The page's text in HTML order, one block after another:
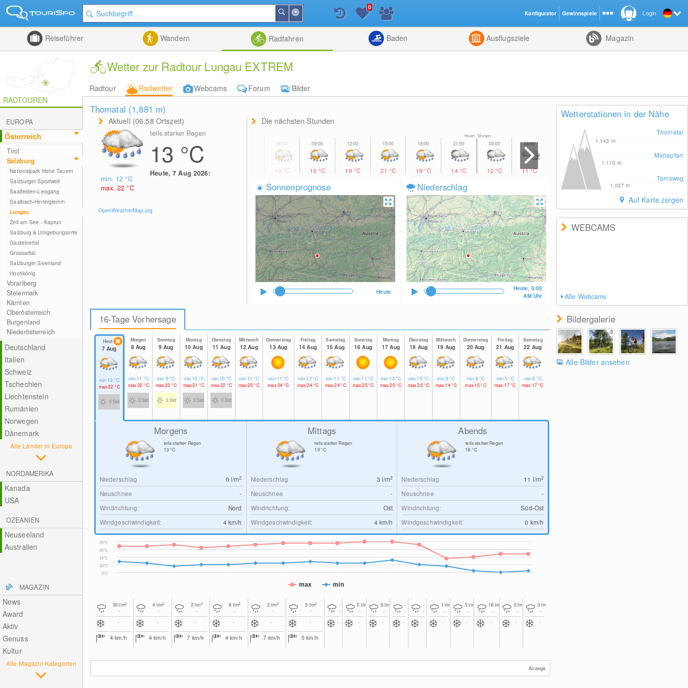
der
Suchen
Listenansicht
Kombiniert
0
Reiseführer Wandern Radfahren Baden Ausflugsziele Magazin
Wetter zur Radtour Lungau EXTREM
Radtour Radwetter Webcams Forum
Bilder
RADTOUREN
EUROPA
Österreich
Tirol
Salzburg
Nationalpark Hohe Tauern
Salzburger Sportwelt
Saalfelden-Leogang
Saalbach-Hinterglemm
Lungau
Zell am See - Kaprun
Salzburg & Umgebungsorte
Gasteinertal
Grossarltal
Salzburger Seenland
Hochkönig
Vorarlberg
Steiermark
Kärnten
Oberösterreich
Burgenland
Niederösterreich
Deutschland
Italien
Schweiz
Tschechien
Liechtenstein
Rumänien
Norwegen
Dänemark
Alle Länder in Europa
NORDAMERIKA
Kanada
USA
OZEANIEN
Neuseeland
Australien
MAGAZIN
News
Award
Aktiv
Genuss
Kultur
Alle Magazin Kategorien
Thomatal (1,881 m)
Aktuell (06:58 Ortszeit)
min. 12°C
max. 22°C
teils starker Regen
13 °C
Heute, 7 Aug 2026:
OpenWeatherMap.org
Die nächsten Stunden
13 °C 15°C 19°C 21°C 18°C 14°C
Heute Morgen
12°C 11°C 13°C 19
Sonnenprognose
Heute
Niederschlag
Heute, 6:00
AM Uhr
16-Tage Vorhersage
Heute
7 Aug
min 12 °C
max22 °C
0 Std
Morgen
8 Aug
min 11 °C
max22 °C
0 Std
Sonntag
9 Aug
min 9°C
max23 °C
3 Std
Montag
10 Aug
min 10 °C
max21 °C
0 Std
Dienstag
11 Aug
min 10 °C
max22 °C
0 Std
Mittwoch
12 Aug
min 11 °C
max23 °C
Donnerstag
13 Aug
min 11°C
max24°C
Freitag
14 Aug
min 12°C
max24°C
Samstag
15 Aug
min 11 °C
max24°C
Sonntag
16 Aug
min 11 °C
max25°C
Montag
17 Aug
min 13°C
max25°C
Dienstag
18 Aug
min 10°C
max23°C
Mittwoch
19 Aug
min9°C
max 14°C
Donnerstag
20 Aug
min 6°C
max 15°C
Freitag
21 Aug
min5°C
max 17°C
Samstag
22 Aug
min6 °C
max 17°C
Morgens
teils starker Regen
13°C
Niederschlag 0 l/m2
Neuschnee
-
Windrichtung:
Nord
Windgeschwindigkeit:
4 km/h
Mittags
teils starker Regen
19°C
Niederschlag 3 l/m2
Neuschnee
-
Windrichtung:
Ost
Windgeschwindigkeit:
4 km/h
Abends
teils starker Regen
18 °C
Niederschlag 11 l/m2
Neuschnee
-
Windrichtung:
Süd-Ost
Windgeschwindigkeit:
0 km/h
max min
5°C
10°C
15°C
20°C
25°C
30l/m2
-
-
4km/h
4 l/m2
-
-
4km/h
2l/m2
-
-
7 km/h
6 l/m2
-
-
4km/h
2l/m2
-
-
7 km/h
5 l/m2
-
-
0km/h
-
-
-
0 l/m
-
-
6l/m
-
-
-
-
-
-
-
-
1 l/m
-
-
5l/m
-
-
16 l/m
-
-
0l/m
-
-
0l/m
-
-
Wetterstationen in der Nähe
Thomatal
1,143 m
Mariapfarr
1,115 m
Tamsweg
1,027m
Auf Karte zeigen
WEBCAMS
Alle Webcams
Bildergalerie
Alle Bilder ansehen
Anzeige
Login
Konfigurator Gewinnspiele